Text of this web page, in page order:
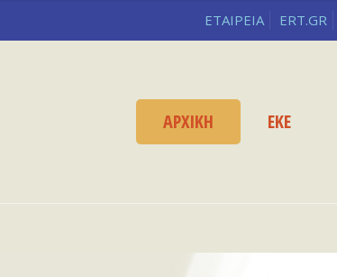
ΕΤΑΙΡΕΙΑ ERT.GR
ΑΡΧΙΚΗ ΕΚΕ